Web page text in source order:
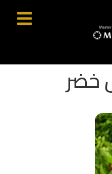
خضر